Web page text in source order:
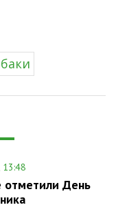
13:48
отметили День